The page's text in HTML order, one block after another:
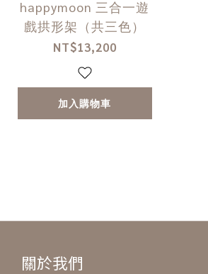
happymoon 三合一遊
戲拱形架（共三色）
NT$13,200
加入購物車
關於我們